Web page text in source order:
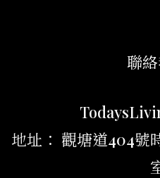
聯
地址： 觀塘道404號